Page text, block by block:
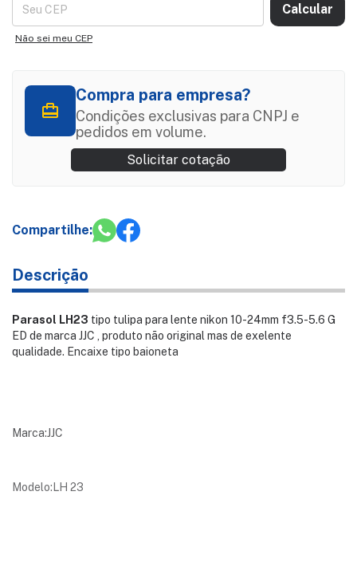
Calcular
Não sei meu CEP
Compra para empresa?
Condições exclusivas para CNPJ e
pedidos em volume.
Solicitar cotação
Compartilhe:
Descrição
Parasol LH23 tipo tulipa para lente nikon 10-24mm f3.5-5.6 G
ED de marca JJC , produto não original mas de exelente
qualidade. Encaixe tipo baioneta
Marca:JJC
Modelo:LH 23